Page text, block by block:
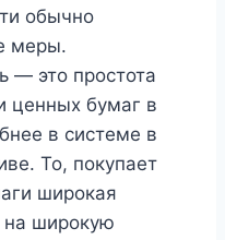
обычно
меры.
— это простота
ценных бумаг в
в системе в
То, покупает
широкая
на широкую